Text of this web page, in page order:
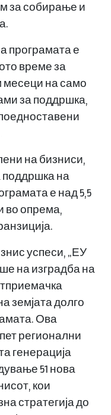
за собирање и
програмата е
време за
месеци на само
за поддршка,
на бизниси,
поддршка на
е над 5,5
во опрема,
успеси, „ЕУ
на изградба на
земјата долго
Ова
регионални
генерација
51 нова
кои
стратегија до